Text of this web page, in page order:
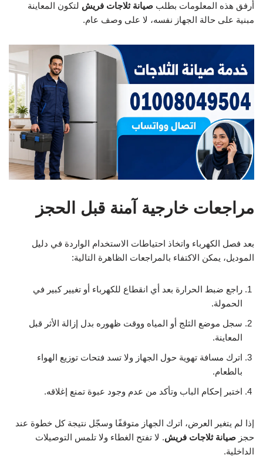
أرفق هذه المعلومات بطلب صيانة ثلاجات فريش لتكون المعاينة
مبنية على حالة الجهاز نفسه، لا على وصف عام.
مراجعات خارجية آمنة قبل الحجز
بعد فصل الكهرباء واتخاذ احتياطات الاستخدام الواردة في دليل
الموديل، يمكن الاكتفاء بالمراجعات الظاهرة التالية:
راجع ضبط الحرارة بعد أي انقطاع للكهرباء أو تغيير كبير في
الحمولة.
سجل موضع الثلج أو المياه ووقت ظهوره بدل إزالة الأثر قبل
المعاينة.
اترك مسافة تهوية حول الجهاز ولا تسد فتحات توزيع الهواء
بالطعام.
اختبر إحكام الباب وتأكد من عدم وجود عبوة تمنع إغلاقه.
إذا لم يتغير العرض، اترك الجهاز متوقفًا وسجّل نتيجة كل خطوة عند
حجز صيانة ثلاجات فريش. لا تفتح الغطاء ولا تلمس التوصيلات
الداخلية.